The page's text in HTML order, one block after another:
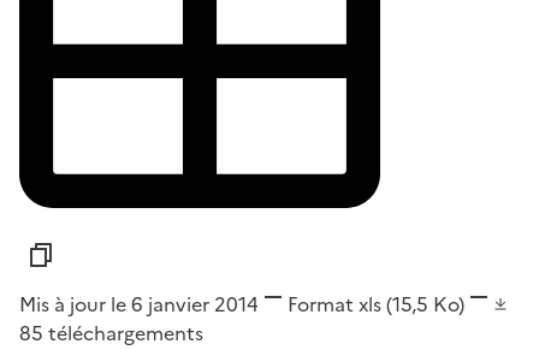
Mis à jour le 6 janvier 2014 Format xls(15,5 Ko)
85 téléchargements